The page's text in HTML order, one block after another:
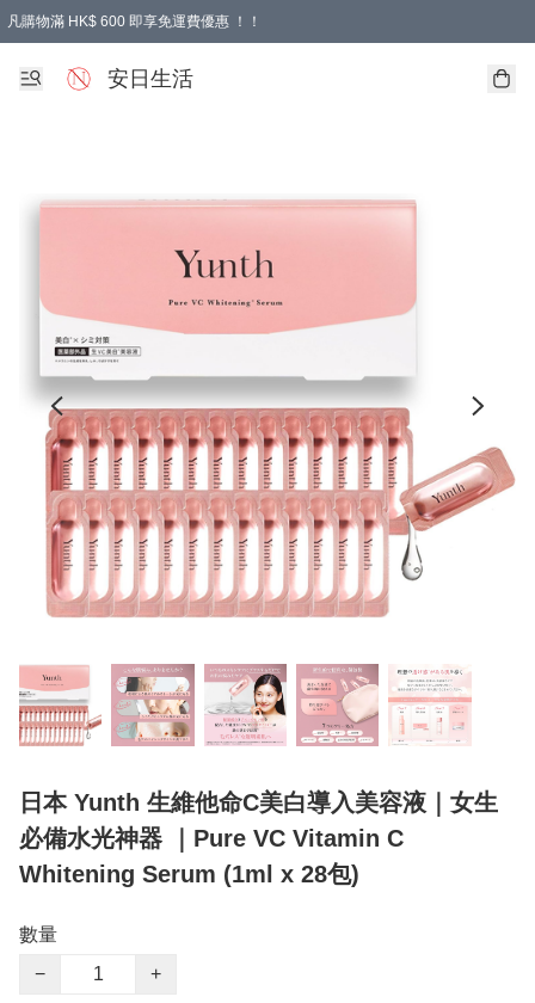
凡購物滿 HK$ 600 即享免運費優惠 ！！
安日生活
日本 Yunth 生維他命C美白導入美容液｜女生
必備水光神器 ｜Pure VC Vitamin C
Whitening Serum (1ml x 28包)
數量
−
+